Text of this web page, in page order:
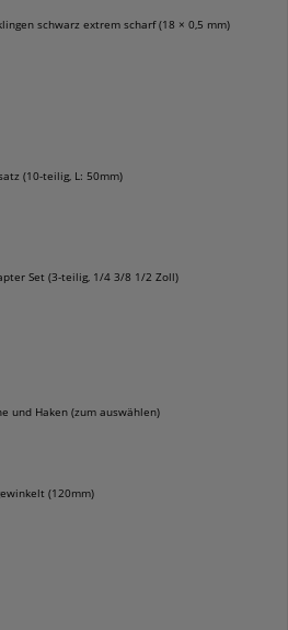
schwarz extrem scharf (18 × 0,5 mm)
(10-teilig, L: 50mm)
Set (3-teilig, 1/4 3/8 1/2 Zoll)
und Haken (zum auswählen)
(120mm)